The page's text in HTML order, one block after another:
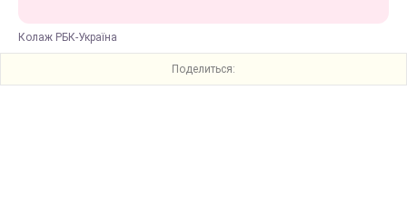
Колаж РБК-Україна
Поделиться: